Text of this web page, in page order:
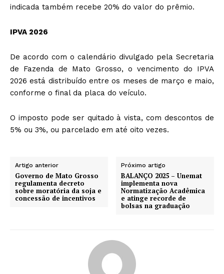
indicada também recebe 20% do valor do prêmio.
IPVA 2026
De acordo com o calendário divulgado pela Secretaria
de Fazenda de Mato Grosso, o vencimento do IPVA
2026 está distribuído entre os meses de março e maio,
conforme o final da placa do veículo.
O imposto pode ser quitado à vista, com descontos de
5% ou 3%, ou parcelado em até oito vezes.
Artigo anterior
Governo de Mato Grosso
regulamenta decreto
sobre moratória da soja e
concessão de incentivos
Próximo artigo
BALANÇO 2025 – Unemat
implementa nova
Normatização Acadêmica
e atinge recorde de
bolsas na graduação